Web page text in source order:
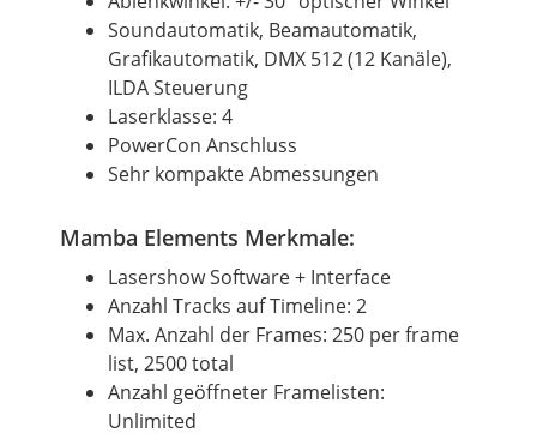
Soundautomatik, Beamautomatik,
Grafikautomatik, DMX 512 (12 Kanäle),
ILDA Steuerung
Laserklasse: 4
PowerCon Anschluss
Sehr kompakte Abmessungen
Mamba Elements Merkmale:
Lasershow Software + Interface
Anzahl Tracks auf Timeline: 2
Max. Anzahl der Frames: 250 per frame
list, 2500 total
Anzahl geöffneter Framelisten:
Unlimited